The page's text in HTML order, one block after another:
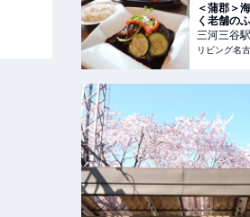
＜蒲郡＞
く老舗の
グ「山の
わ」
三河三谷駅
リビング名